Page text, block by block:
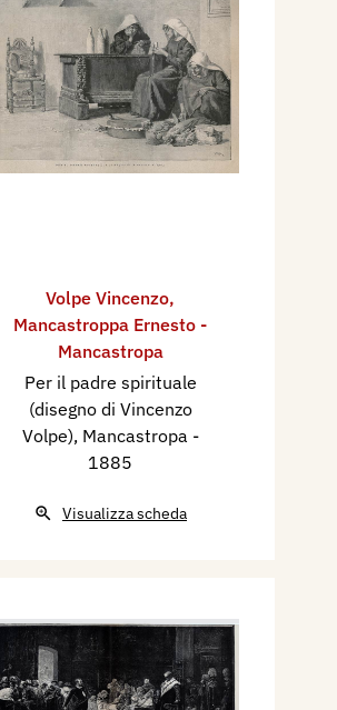
Volpe Vincenzo,
Mancastroppa Ernesto -
Mancastropa
Per il padre spirituale
(disegno di Vincenzo
Volpe), Mancastropa -
1885
Visualizza scheda